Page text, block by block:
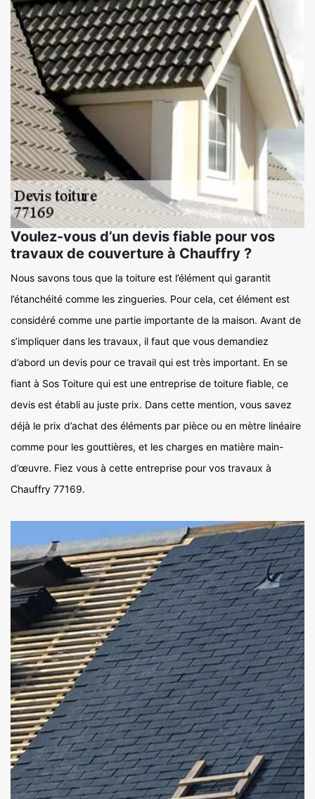
Voulez-vous d’un devis fiable pour vos
travaux de couverture à Chauffry ?
Nous savons tous que la toiture est l’élément qui garantit
l’étanchéité comme les zingueries. Pour cela, cet élément est
considéré comme une partie importante de la maison. Avant de
s’impliquer dans les travaux, il faut que vous demandiez
d’abord un devis pour ce travail qui est très important. En se
fiant à Sos Toiture qui est une entreprise de toiture fiable, ce
devis est établi au juste prix. Dans cette mention, vous savez
déjà le prix d’achat des éléments par pièce ou en mètre linéaire
comme pour les gouttières, et les charges en matière main-
d’œuvre. Fiez vous à cette entreprise pour vos travaux à
Chauffry 77169.